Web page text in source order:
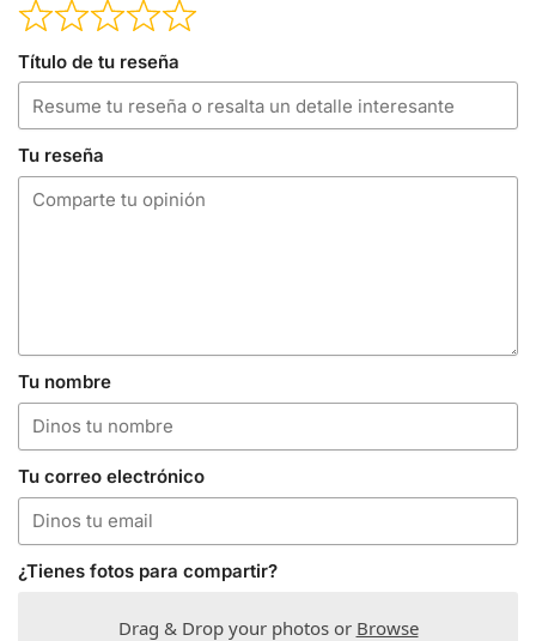
Título de tu reseña
Tu reseña
Tu nombre
Tu correo electrónico
¿Tienes fotos para compartir?
Drag & Drop your photos or Browse